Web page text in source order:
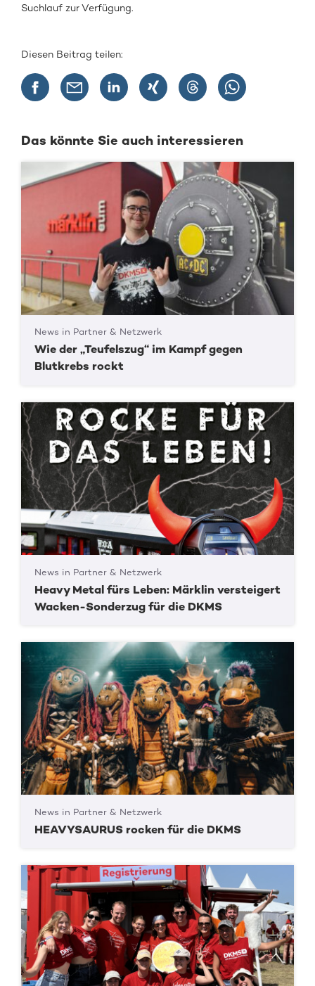
Suchlauf zur Verfügung.
Diesen Beitrag teilen:
Das könnte Sie auch interessieren
News in Partner & Netzwerk
Wie der „Teufelszug“ im Kampf gegen
Blutkrebs rockt
News in Partner & Netzwerk
Heavy Metal fürs Leben: Märklin versteigert
Wacken-Sonderzug für die DKMS
News in Partner & Netzwerk
HEAVYSAURUS rocken für die DKMS